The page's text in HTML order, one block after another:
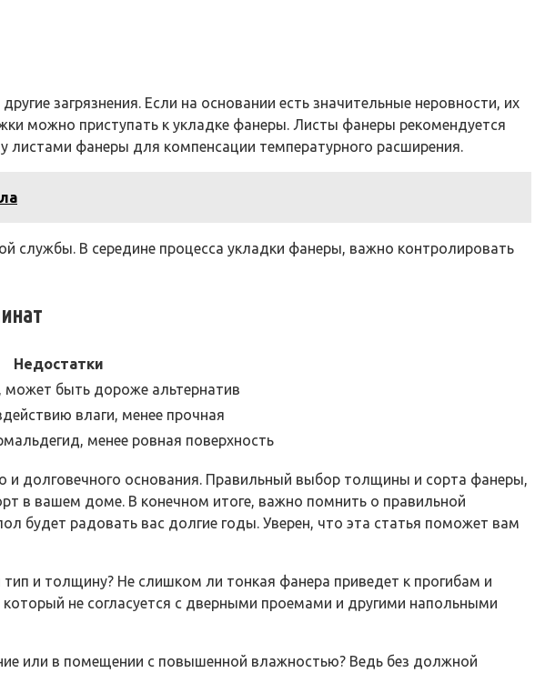
загрязнения. Если на основании есть значительные неровности, их
можно приступать к укладке фанеры. Листы фанеры рекомендуется
фанеры для компенсации температурного расширения.
службы. В середине процесса укладки фанеры, важно контролировать
Недостатки
может быть дороже альтернатив
влаги, менее прочная
менее ровная поверхность
и долговечного основания. Правильный выбор толщины и сорта фанеры,
в вашем доме. В конечном итоге, важно помнить о правильной
будет радовать вас долгие годы. Уверен, что эта статья поможет вам
и толщину? Не слишком ли тонкая фанера приведет к прогибам и
не согласуется с дверными проемами и другими напольными
или в помещении с повышенной влажностью? Ведь без должной